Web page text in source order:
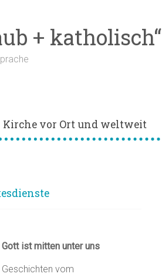
+ katholisch“
Kirche vor Ort und weltweit
Gott ist mitten unter uns
Geschichten vom